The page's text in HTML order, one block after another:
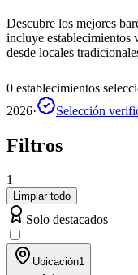
Descubre los mejores
incluye establecimientos
desde locales
0 establecimientos
2026· Selección
Filtros
1
Limpiar todo
Solo destacados
Ubicación1